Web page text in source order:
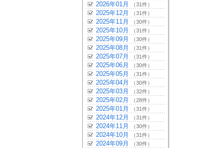
2026年01月 （31件）
2025年12月 （31件）
2025年11月 （30件）
2025年10月 （31件）
2025年09月 （30件）
2025年08月 （31件）
2025年07月 （31件）
2025年06月 （30件）
2025年05月 （31件）
2025年04月 （30件）
2025年03月 （32件）
2025年02月 （28件）
2025年01月 （31件）
2024年12月 （31件）
2024年11月 （30件）
2024年10月 （31件）
2024年09月 （30件）